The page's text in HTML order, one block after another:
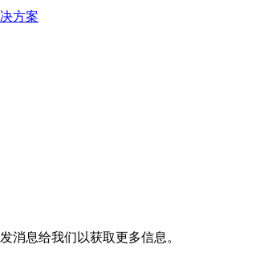
方案
消息给我们以获取更多信息。